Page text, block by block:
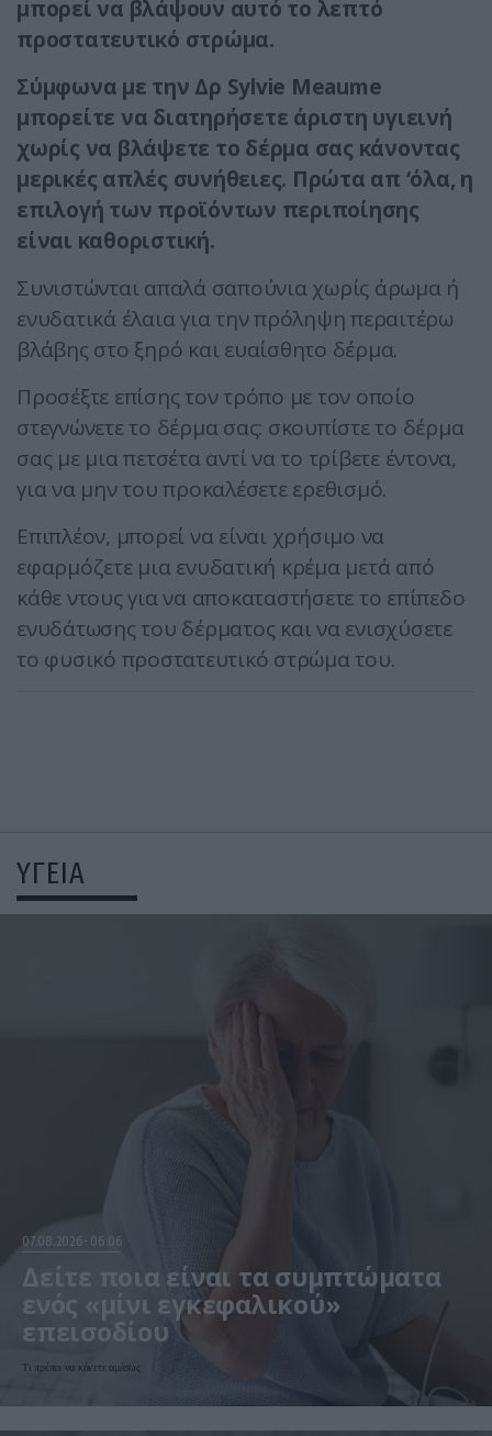
μπορεί να βλάψουν αυτό το λεπτό
προστατευτικό στρώμα.
Σύμφωνα με την Δρ Sylvie Meaume
μπορείτε να διατηρήσετε άριστη υγιεινή
χωρίς να βλάψετε το δέρμα σας κάνοντας
μερικές απλές συνήθειες. Πρώτα απ ‘όλα, η
επιλογή των προϊόντων περιποίησης
είναι καθοριστική.
Συνιστώνται απαλά σαπούνια χωρίς άρωμα ή
ενυδατικά έλαια για την πρόληψη περαιτέρω
βλάβης στο ξηρό και ευαίσθητο δέρμα.
Προσέξτε επίσης τον τρόπο με τον οποίο
στεγνώνετε το δέρμα σας: σκουπίστε το δέρμα
σας με μια πετσέτα αντί να το τρίβετε έντονα,
για να μην του προκαλέσετε ερεθισμό.
Επιπλέον, μπορεί να είναι χρήσιμο να
εφαρμόζετε μια ενυδατική κρέμα μετά από
κάθε ντους για να αποκαταστήσετε το επίπεδο
ενυδάτωσης του δέρματος και να ενισχύσετε
το φυσικό προστατευτικό στρώμα του.
ΥΓΕΙΑ
07.08.2026 06:06
Δείτε ποια είναι τα συμπτώματα
ενός «μίνι εγκεφαλικού»
επεισοδίου
Τι πρέπει να κάνετε αμέσως